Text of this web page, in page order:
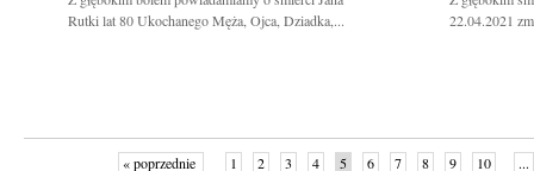
Rutki lat 80 Ukochanego Męża, Ojca, Dziadka,...
22.04.2021
« poprzednie 1 2 3 4 5 6 7 8 9 10 ...